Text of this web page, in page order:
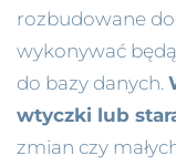
rozbudowane
wykonywać
do bazy danych.
wtyczki lub
zmian czy